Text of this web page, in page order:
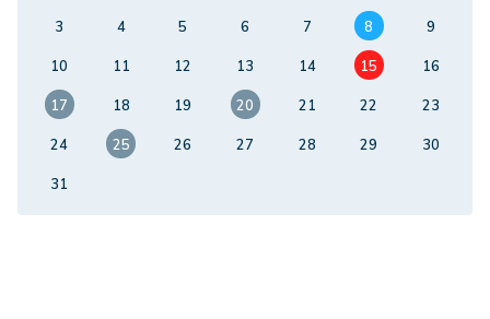
3
4 5 6 7 8
9
10
11 12 13 14 15
16
17
18 19 20 21 22
23
24
25 26 27 28 29
30
31